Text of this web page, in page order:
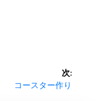
次:
次
コースター作り